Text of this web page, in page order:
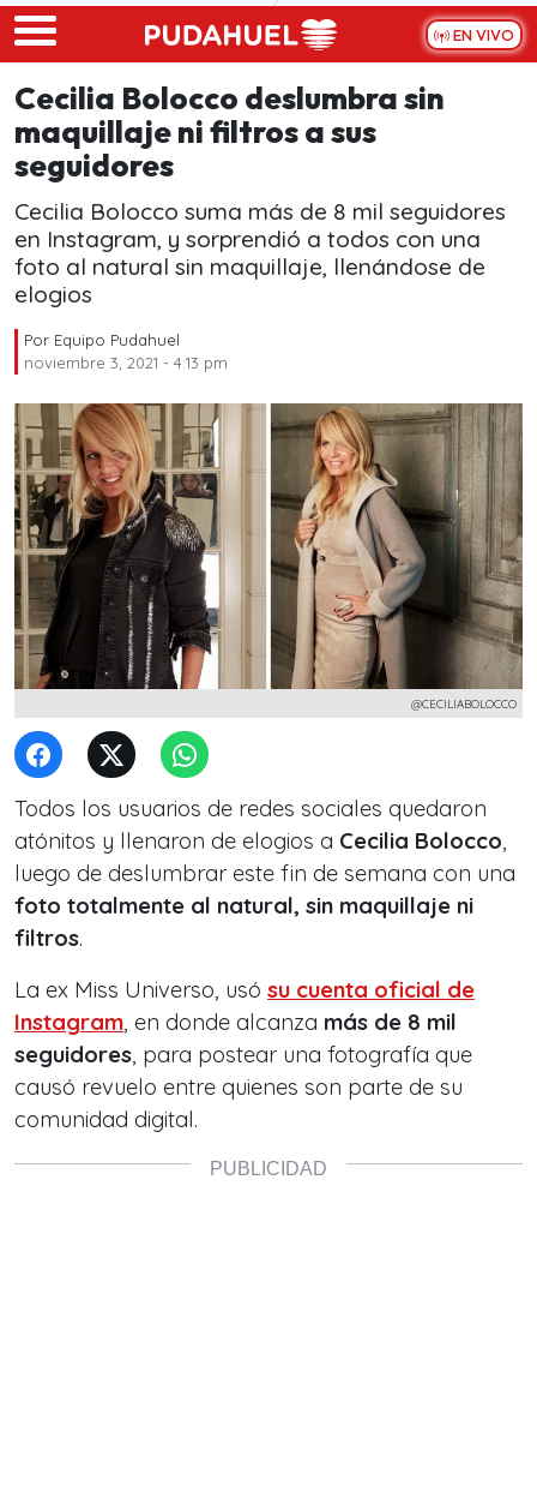
Skip to main content
EN VIVO
Cecilia Bolocco deslumbra sin
maquillaje ni filtros a sus
seguidores
Cecilia Bolocco suma más de 8 mil seguidores
en Instagram, y sorprendió a todos con una
foto al natural sin maquillaje, llenándose de
elogios
Por Equipo Pudahuel
noviembre 3, 2021 - 4:13 pm
@CECILIABOLOCCO
Todos los usuarios de redes sociales quedaron
atónitos y llenaron de elogios a Cecilia Bolocco,
luego de deslumbrar este fin de semana con una
foto totalmente al natural, sin maquillaje ni
filtros.
La ex Miss Universo, usó su cuenta oficial de
Instagram, en donde alcanza más de 8 mil
seguidores, para postear una fotografía que
causó revuelo entre quienes son parte de su
comunidad digital.